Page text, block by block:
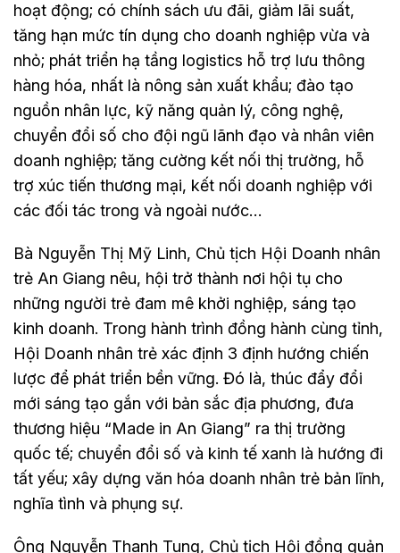
hoạt động; có chính sách ưu đãi, giảm lãi suất,
tăng hạn mức tín dụng cho doanh nghiệp vừa và
nhỏ; phát triển hạ tầng logistics hỗ trợ lưu thông
hàng hóa, nhất là nông sản xuất khẩu; đào tạo
nguồn nhân lực, kỹ năng quản lý, công nghệ,
chuyển đổi số cho đội ngũ lãnh đạo và nhân viên
doanh nghiệp; tăng cường kết nối thị trường, hỗ
trợ xúc tiến thương mại, kết nối doanh nghiệp với
các đối tác trong và ngoài nước…
Bà Nguyễn Thị Mỹ Linh, Chủ tịch Hội Doanh nhân
trẻ An Giang nêu, hội trở thành nơi hội tụ cho
những người trẻ đam mê khởi nghiệp, sáng tạo
kinh doanh. Trong hành trình đồng hành cùng tỉnh,
Hội Doanh nhân trẻ xác định 3 định hướng chiến
lược để phát triển bền vững. Đó là, thúc đẩy đổi
mới sáng tạo gắn với bản sắc địa phương, đưa
thương hiệu “Made in An Giang” ra thị trường
quốc tế; chuyển đổi số và kinh tế xanh là hướng đi
tất yếu; xây dựng văn hóa doanh nhân trẻ bản lĩnh,
nghĩa tình và phụng sự.
Ông Nguyễn Thanh Tung, Chủ tịch Hội đồng quản